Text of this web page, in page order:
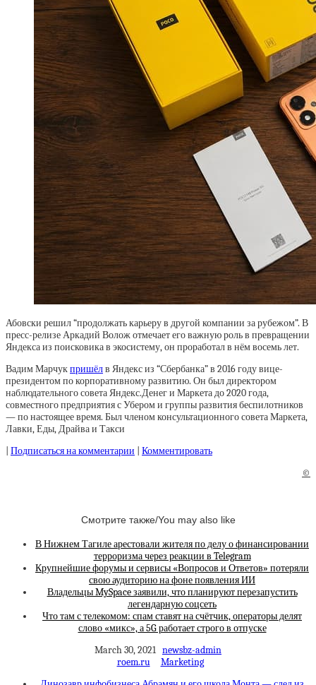
Абовски решил “продолжать карьеру в другой компании за рубежом”. В
пресс-релизе Аркадий Волож отмечает его важную роль в превращении
Яндекса из поисковика в экосистему, он проработал в нём восемь лет.
Вадим Марчукпришёлв Яндекс из “Сбербанка” в 2016 году вице-
президентом по корпоративному развитию. Он был директором
наблюдательного совета Яндекс.Денег и Маркета до 2020 года,
совместного предприятия с Убером и группы развития беспилотников
— по настоящее время. Был членом консультационного совета Маркета,
Лавки, Еды, Драйва и Такси
Подписаться на комментарии
Комментировать
©
Смотрите также/You may also like
В Нижнем Тагиле арестовали жителя по делу о финансировании
терроризма через реакции в Telegram
Крупнейшие форумы и сервисы «Вопросов и Ответов» потеряли
свою аудиторию на фоне появления ИИ
Владельцы MySpace заявили, что планируют перезапустить
легендарную соцсеть
Что там с телекомом: спам ставят на счётчик, операторы делят
слово «микс», а 5G работает строго в отпуске
March 30, 2021 newsbz-admin
roem.ru
Marketing